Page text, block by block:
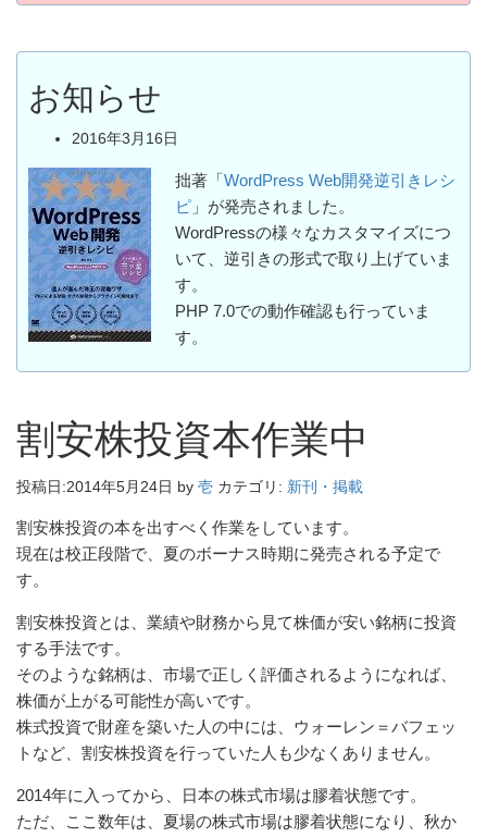
お知らせ
2016年3月16日
拙著「 WordPress Web開発逆引きレシ
ピ 」が発売されました。
WordPressの様々なカスタマイズにつ
いて、逆引きの形式で取り上げていま
す。
PHP 7.0での動作確認も行っていま
す。
割安株投資本作業中
投稿日:2014年5月24日 by 壱 カテゴリ: 新刊・掲載
割安株投資の本を出すべく作業をしています。
現在は校正段階で、夏のボーナス時期に発売される予定で
す。
割安株投資とは、業績や財務から見て株価が安い銘柄に投資
する手法です。
そのような銘柄は、市場で正しく評価されるようになれば、
株価が上がる可能性が高いです。
株式投資で財産を築いた人の中には、ウォーレン＝バフェッ
トなど、割安株投資を行っていた人も少なくありません。
2014年に入ってから、日本の株式市場は膠着状態です。
ただ、ここ数年は、夏場の株式市場は膠着状態になり、秋か